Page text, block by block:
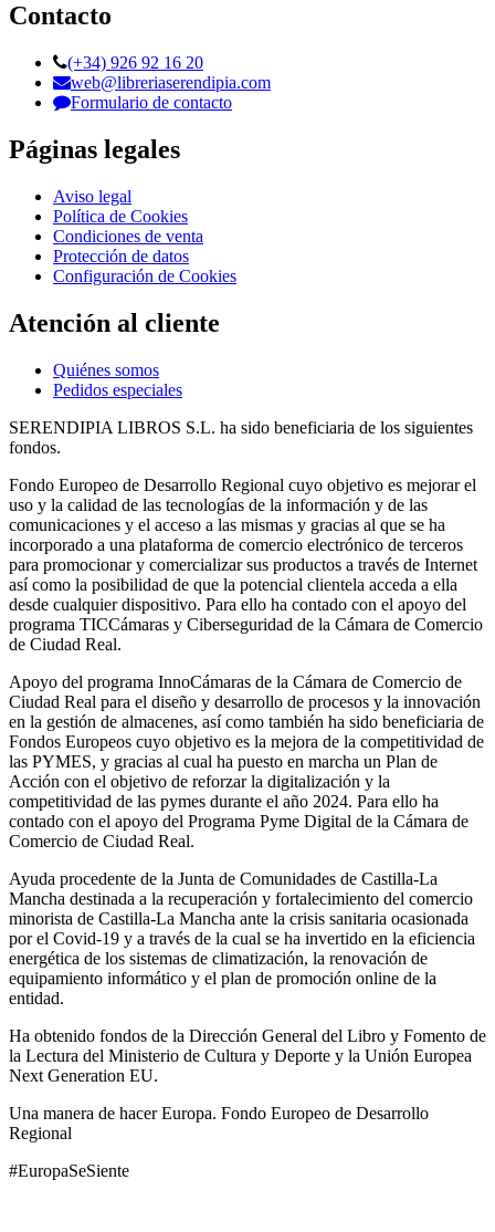
Contacto
(+34) 926 92 16 20
web@libreriaserendipia.com
Formulario de contacto
Páginas legales
Aviso legal
Política de Cookies
Condiciones de venta
Protección de datos
Configuración de Cookies
Atención al cliente
Quiénes somos
Pedidos especiales
SERENDIPIA LIBROS S.L. ha sido beneficiaria de los siguientes
fondos.
Fondo Europeo de Desarrollo Regional cuyo objetivo es mejorar el
uso y la calidad de las tecnologías de la información y de las
comunicaciones y el acceso a las mismas y gracias al que se ha
incorporado a una plataforma de comercio electrónico de terceros
para promocionar y comercializar sus productos a través de Internet
así como la posibilidad de que la potencial clientela acceda a ella
desde cualquier dispositivo. Para ello ha contado con el apoyo del
programa TICCámaras y Ciberseguridad de la Cámara de Comercio
de Ciudad Real.
Apoyo del programa InnoCámaras de la Cámara de Comercio de
Ciudad Real para el diseño y desarrollo de procesos y la innovación
en la gestión de almacenes, así como también ha sido beneficiaria de
Fondos Europeos cuyo objetivo es la mejora de la competitividad de
las PYMES, y gracias al cual ha puesto en marcha un Plan de
Acción con el objetivo de reforzar la digitalización y la
competitividad de las pymes durante el año 2024. Para ello ha
contado con el apoyo del Programa Pyme Digital de la Cámara de
Comercio de Ciudad Real.
Ayuda procedente de la Junta de Comunidades de Castilla-La
Mancha destinada a la recuperación y fortalecimiento del comercio
minorista de Castilla-La Mancha ante la crisis sanitaria ocasionada
por el Covid-19 y a través de la cual se ha invertido en la eficiencia
energética de los sistemas de climatización, la renovación de
equipamiento informático y el plan de promoción online de la
entidad.
Ha obtenido fondos de la Dirección General del Libro y Fomento de
la Lectura del Ministerio de Cultura y Deporte y la Unión Europea
Next Generation EU.
Una manera de hacer Europa. Fondo Europeo de Desarrollo
Regional
#EuropaSeSiente